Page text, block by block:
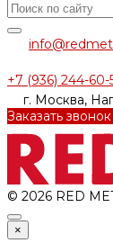
+7 (936) 244-60-
г. Москва,
Заказать звонок
© 2026 RED
×